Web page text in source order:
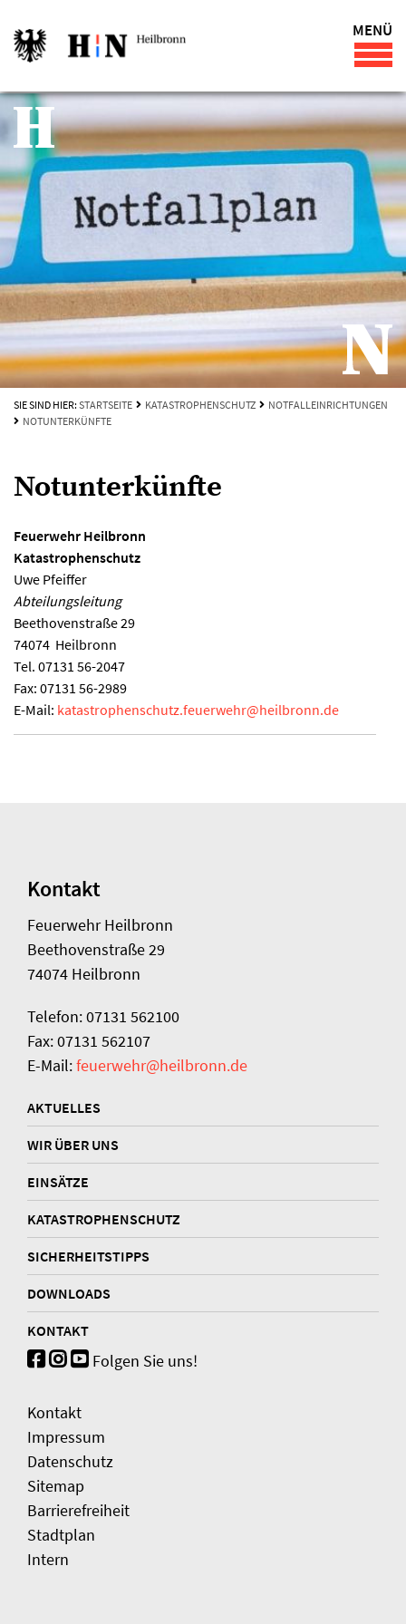
MENÜ
SIE SIND HIER: STARTSEITE KATASTROPHENSCHUTZ
NOTFALLEINRICHTUNGEN
NOTUNTERKÜNFTE
Notunterkünfte
Feuerwehr Heilbronn
Katastrophenschutz
Uwe Pfeiffer
Abteilungsleitung
Beethovenstraße 29
74074 Heilbronn
Tel. 07131 56-2047
Fax: 07131 56-2989
E-Mail: katastrophenschutz.feuerwehr@heilbronn.de
Kontakt
Feuerwehr Heilbronn
Beethovenstraße 29
74074 Heilbronn
Telefon: 07131 562100
Fax: 07131 562107
E-Mail:feuerwehr@heilbronn.de
AKTUELLES
WIR ÜBER UNS
EINSÄTZE
KATASTROPHENSCHUTZ
SICHERHEITSTIPPS
DOWNLOADS
KONTAKT
Folgen Sie uns!
Kontakt
Impressum
Datenschutz
Sitemap
Barrierefreiheit
Stadtplan
Intern